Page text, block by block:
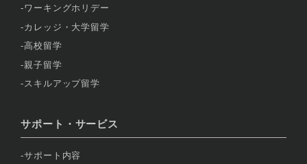
ワーキングホリデー
カレッジ・大学留学
高校留学
親子留学
スキルアップ留学
サポート・サービス
サポート内容